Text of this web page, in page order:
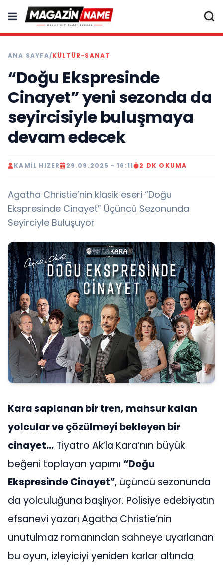
ANA SAYFA/KÜLTÜR-SANAT
“Doğu Ekspresinde
Cinayet” yeni sezonda da
seyircisiyle buluşmaya
devam edecek
KAMIL HIZER 29.09.2025 - 16:11 2 DK OKUMA
Agatha Christie’nin klasik eseri “Doğu
Ekspresinde Cinayet” Üçüncü Sezonunda
Seyirciyle Buluşuyor
Kara saplanan bir tren, mahsur kalan
yolcular ve çözülmeyi bekleyen bir
cinayet… Tiyatro Ak’la Kara’nın büyük
beğeni toplayan yapımı “Doğu
Ekspresinde Cinayet”, üçüncü sezonunda
da yolculuğuna başlıyor. Polisiye edebiyatın
efsanevi yazarı Agatha Christie’nin
unutulmaz romanından sahneye uyarlanan
bu oyun, izleyiciyi yeniden karlar altında